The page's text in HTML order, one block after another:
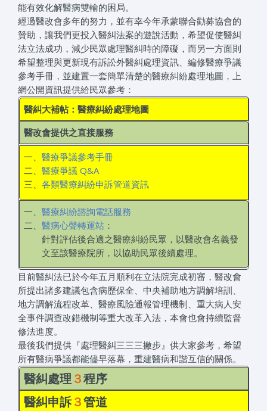
能有效化解醫病雙輸的困局。
經過醫改會多年的努力，並有幸今年承蒙聯合勸募協會的
贊助，讓我們更投入醫糾法案的遊說活動，希望促使醫糾
法立法成功，減少民眾處理醫糾時的障礙，而另一方面則
希望整理與更新現有訴訟外醫糾處理資訊、編修醫療爭議
參考手冊，並建置一套簡單清楚的醫療糾紛處理地圖，上
網公開資訊提供給民眾參考：
醫糾大補帖：醫療糾紛處理地圖
醫改會提供之直接服務
一、醫療爭議參考手冊
二、醫療爭議 Q&A
三、各類醫療糾紛申訴管道資訊
一、醫療糾紛諮詢電話服務
二、醫病心聲轉運站 ：
針對評估後合適之醫療糾紛民眾，以醫改會名義發
文至該醫療院所，以協助民眾後續處理。
目前醫糾法已於今年五月順利在立法院完成初審，醫改會
所提出諸多建議包含病歷保全、中央補助地方調解培訓、
地方調解流程改革、醫療風險通報管理機制、重大病人安
全事件調查改錯機制等重大改革入法，本會也會持續監督
修法進度。
最後我們提供『處理醫糾三三三撇步』供大家參考，希望
所有醫病爭議都能儘早落幕，重建醫病和諧互信的關係。
醫糾處理 ３程序
醫糾申訴３管道